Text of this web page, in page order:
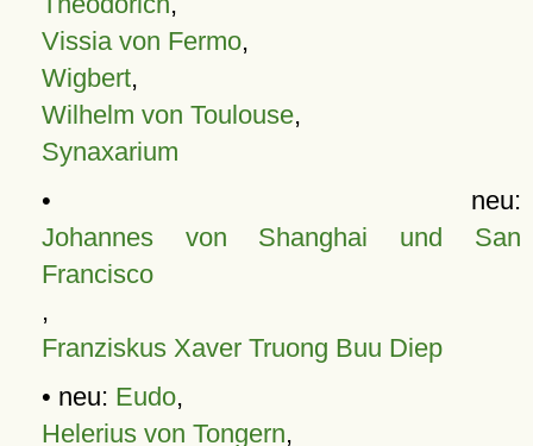
Vissia von Fermo,
Wigbert,
Wilhelm von Toulouse,
Synaxarium
• neu:
Johannes von Shanghai und San
Francisco
,
Franziskus Xaver Truong Buu Diep
• neu: Eudo,
Helerius von Tongern,